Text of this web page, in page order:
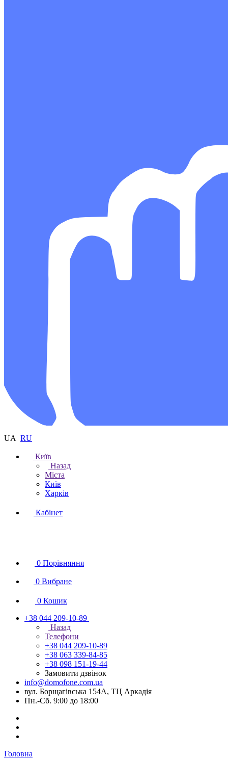
UA RU
Київ
Назад
Міста
Київ
Харків
Кабінет
0 Порівняння
0 Вибране
0 Кошик
+38 044 209-10-89
Назад
Телефони
+38 044 209-10-89
+38 063 339-84-85
+38 098 151-19-44
Замовити дзвінок
info@domofone.com.ua
вул. Борщагівська 154А, ТЦ Аркадія
Пн.-Сб. 9:00 до 18:00
Головна